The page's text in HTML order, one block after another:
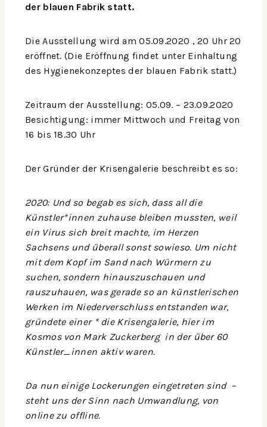
der blauen Fabrik statt.
Die Ausstellung wird am 05.09.2020 , 20 Uhr 20
eröffnet. (Die Eröffnung findet unter Einhaltung
des Hygienekonzeptes der blauen Fabrik statt.)
Zeitraum der Ausstellung: 05.09. – 23.09.2020
Besichtigung: immer Mittwoch und Freitag von
16 bis 18.30 Uhr
Der Gründer der Krisengalerie beschreibt es so:
2020: Und so begab es sich, dass all die
Künstler*innen zuhause bleiben mussten, weil
ein Virus sich breit machte, im Herzen
Sachsens und überall sonst sowieso. Um nicht
mit dem Kopf im Sand nach Würmern zu
suchen, sondern hinauszuschauen und
rauszuhauen, was gerade so an künstlerischen
Werken im Niederverschluss entstanden war,
gründete einer * die Krisengalerie, hier im
Kosmos von Mark Zuckerberg in der über 60
Künstler_innen aktiv waren.
Da nun einige Lockerungen eingetreten sind –
steht uns der Sinn nach Umwandlung, von
online zu offline.